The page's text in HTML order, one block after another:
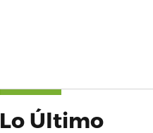
Lo Último